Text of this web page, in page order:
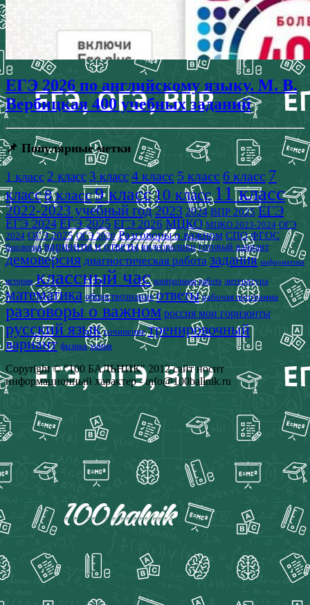
ЕГЭ 2026 по английскому языку. М. В.
Вербицкая 400 учебных заданий
📌 Популярные метки
1 класс 2 класс 3 класс4 класс 5 класс 6 класс 7
класс8 класс9 класс10 класс11 класс
2022-2023 учебный год2023 2024 ВПР 2025 ЕГЭ
ЕГЭ 2024 ЕГЭ 2025 ЕГЭ 2026 МЦКО МЦКО 2023-2024 ОГЭ
2024 ОГЭ 2025 ОГЭ 2026 Разговоры о важном СПО ФГОС
биология варианты и ответы видеоролики готовый вариант
демоверсия диагностическая работа задания информатика
история классный час контрольная работа литература
математика обществознание ответы рабочая программа
разговоры о важном россия мои горизонты
русский язык сочинение тренировочный
вариант физика химия
Copyright © "100 БАЛЬНИК" 2012 сайт носит
информационный характер - info@100ballnik.ru